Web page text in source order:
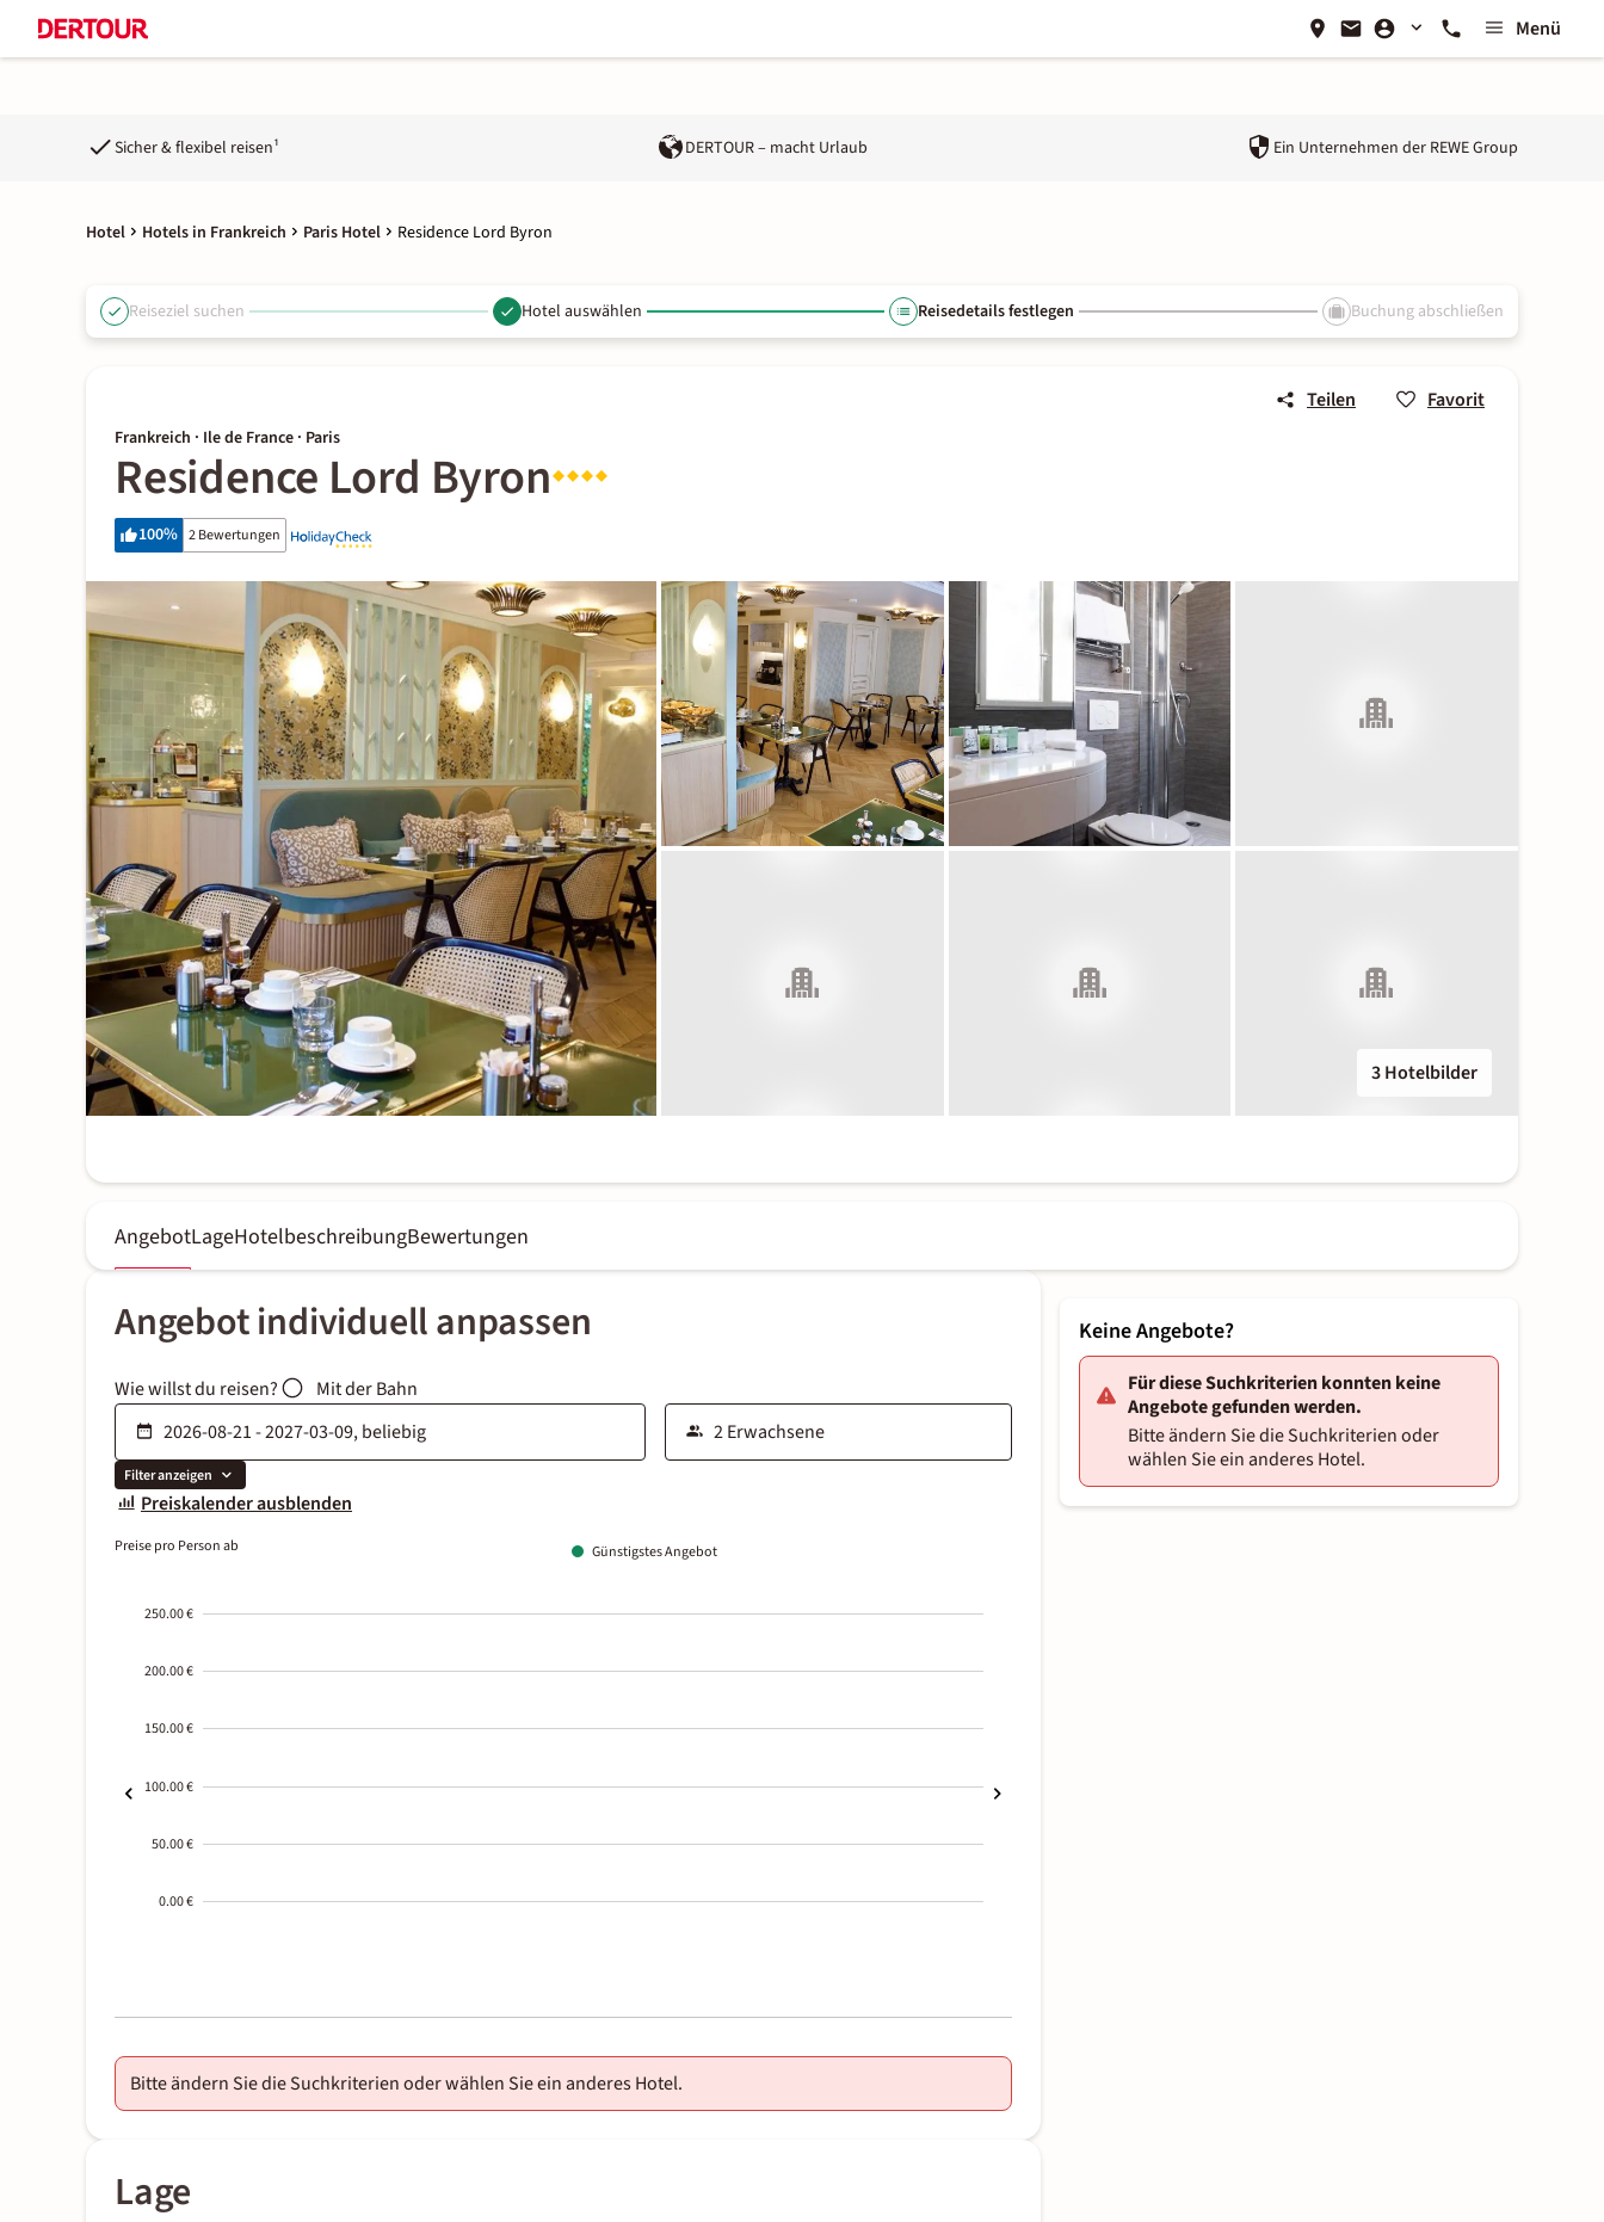
Menü
Sicher & flexibel reisen¹ DERTOUR – macht Urlaub Ein Unternehmen der REWE Group
Hotel Hotels in Frankreich Paris Hotel Residence Lord Byron
Reiseziel suchen Hotel auswählen Reisedetails festlegen Buchung abschließen
Teilen Favorit
Frankreich · Ile de France · Paris
Residence Lord Byron
100% 2 Bewertungen
3 Hotelbilder
AngebotLageHotelbeschreibungBewertungen
Angebot individuell anpassen
Wie willst du reisen? Mit der Bahn
Filter anzeigen
Preiskalender ausblenden
Preise pro Person ab Günstigstes Angebot
250.00 €
200.00 €
150.00 €
100.00 €
50.00 €
0.00 €
01-02
Bitte ändern Sie die Suchkriterien oder wählen Sie ein anderes Hotel.
Lage
Keine Angebote?
Für diese Suchkriterien konnten keine
Angebote gefunden werden.
Bitte ändern Sie die Suchkriterien oder
wählen Sie ein anderes Hotel.